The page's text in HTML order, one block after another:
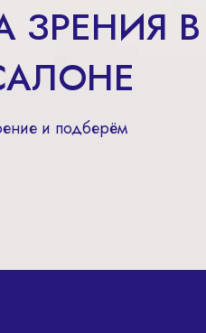
ЗРЕНИЯ В
и подберём